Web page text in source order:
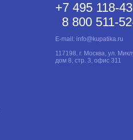
+7 495 118-
8 800 511-
E-mail: info@kupatika.ru
117198, г. Москва, ул.
дом 8, стр. 3, офис 311